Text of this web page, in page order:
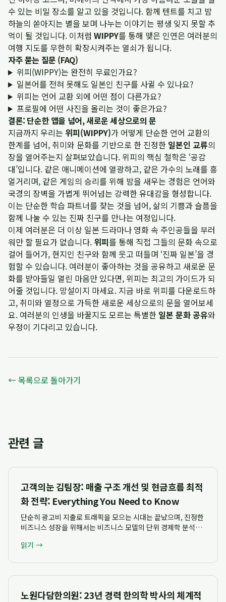
수 있는 비밀 장소를 알고 있을 것입니다. 함께 텐트를 치고 밤
하늘의 쏟아지는 별을 보며 나누는 이야기는 평생 잊지 못할 추
억이 될 것입니다. 이처럼 WIPPY를 통해 맺은 인연은 여러분의
여행 지도를 무한히 확장시켜주는 열쇠가 됩니다.
자주 묻는 질문 (FAQ)
위피(WIPPY)는 완전히 무료인가요?
일본어를 전혀 못해도 일본인 친구를 사귈 수 있나요?
위피는 언어 교환 외에 어떤 점이 다른가요?
프로필에 어떤 사진을 올리는 것이 좋은가요?
결론: 단순한 앱을 넘어, 새로운 세상으로의 문
지금까지 우리는 위피(WIPPY)가 어떻게 단순한 언어 교환의
한계를 넘어, 취미와 문화를 기반으로 한 진정한 일본인 교류의
장을 열어주는지 살펴보았습니다. 위피의 핵심 철학은 ‘공감
대’입니다. 같은 애니메이션에 열광하고, 같은 가수의 노래를 흥
얼거리며, 같은 게임의 승리를 위해 밤을 새우는 경험은 언어와
국경의 장벽을 가볍게 뛰어넘는 강력한 유대감을 형성합니다.
이는 단순한 학습 파트너를 찾는 것을 넘어, 삶의 기쁨과 슬픔을
함께 나눌 수 있는 진짜 친구를 만나는 여정입니다.
이제 여러분은 더 이상 일본 드라마나 영화 속 주인공들을 부러
워만 할 필요가 없습니다. 위피를 통해 직접 그들의 문화 속으로
걸어 들어가, 현지인 친구와 함께 웃고 떠들며 ‘진짜 일본’을 경
험할 수 있습니다. 여러분이 좋아하는 것을 공유하고 새로운 문
화를 받아들일 열린 마음만 있다면, 위피는 최고의 가이드가 되
어줄 것입니다. 망설이지 마세요. 지금 바로 위피를 다운로드하
고, 취미와 열정으로 가득한 새로운 세상으로의 문을 열어보세
요. 여러분의 인생을 바꿀지도 모르는 특별한 일본 문화 공유와
우정이 기다리고 있습니다.
← 목록으로 돌아가기
관련 글
고객의눈 김팀장: 매출 구조 개선 및 현금흐름 최적
화 전략: Everything You Need to Know
단순히 광고비 지출로 트래픽을 모으는 시대는 끝났으며, 진정한
비즈니스 성장을 위해서는 비즈니스 모델의 단위 경제학 분석과
적 접근이 필수적입니다. 고객의눈 김팀장은 단순한 실행 대행을
읽기 →
노원다담한의원: 23년 경력 한의학 박사의 체계적